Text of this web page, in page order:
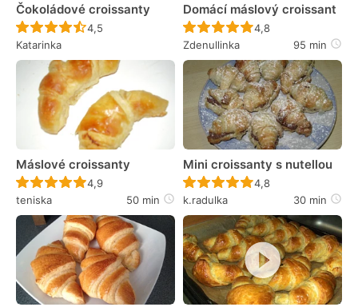
Čokoládové croissanty
Recept ještě nebyl hodnocen
4,5
Katarinka
Domácí máslový croissant
Recept ještě nebyl
4,8
Zdenullinka
95 min
Máslové croissanty
Recept ještě nebyl hodnocen
4,9
teniska
50 min
Mini croissanty s nutellou
Recept ještě nebyl
4,8
k.radulka
30 min